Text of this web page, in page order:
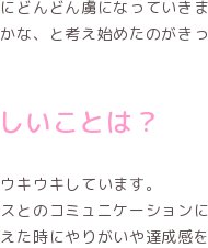
どんどん虜になっていきま
な、と考え始めたのがきっ
いことは？
キウキしています。
とのコミュニケーション
た時にやりがいや達成感